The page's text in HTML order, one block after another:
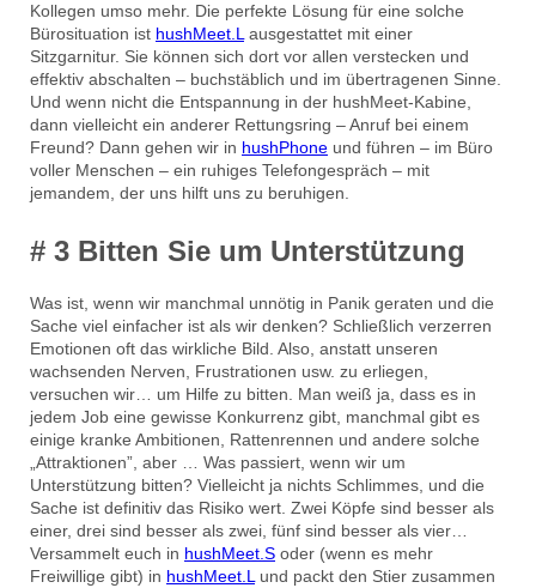
Kollegen umso mehr. Die perfekte Lösung für eine solche
Bürosituation ist hushMeet.Lausgestattet mit einer
Sitzgarnitur. Sie können sich dort vor allen verstecken und
effektiv abschalten – buchstäblich und im übertragenen Sinne.
Und wenn nicht die Entspannung in der hushMeet-Kabine,
dann vielleicht ein anderer Rettungsring – Anruf bei einem
Freund? Dann gehen wir in hushPhone und führen – im Büro
voller Menschen – ein ruhiges Telefongespräch – mit
jemandem, der uns hilft uns zu beruhigen.
# 3 Bitten Sie um Unterstützung
Was ist, wenn wir manchmal unnötig in Panik geraten und die
Sache viel einfacher ist als wir denken? Schließlich verzerren
Emotionen oft das wirkliche Bild. Also, anstatt unseren
wachsenden Nerven, Frustrationen usw. zu erliegen,
versuchen wir… um Hilfe zu bitten. Man weiß ja, dass es in
jedem Job eine gewisse Konkurrenz gibt, manchmal gibt es
einige kranke Ambitionen, Rattenrennen und andere solche
„Attraktionen”, aber … Was passiert, wenn wir um
Unterstützung bitten? Vielleicht ja nichts Schlimmes, und die
Sache ist definitiv das Risiko wert. Zwei Köpfe sind besser als
einer, drei sind besser als zwei, fünf sind besser als vier…
Versammelt euch in hushMeet.S oder (wenn es mehr
Freiwillige gibt) in hushMeet.Lund packt den Stier zusammen